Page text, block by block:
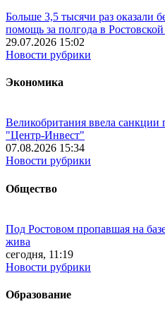
Больше 3,5 тысячи раз оказали
помощь за полгода в Ростовской
29.07.2026 15:02
Новости рубрики
Экономика
Великобритания ввела санкции
"Центр-Инвест"
07.08.2026 15:34
Новости рубрики
Общество
Под Ростовом пропавшая на
жива
сегодня, 11:19
Новости рубрики
Образование